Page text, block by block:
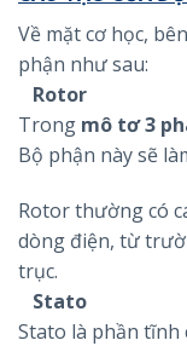
Về mặt cơ học,
phận như sau:
Rotor
Trong mô tơ 3
Bộ phận này sẽ
Rotor thường có
dòng điện, từ
trục.
Stato
Stato là phần tĩnh